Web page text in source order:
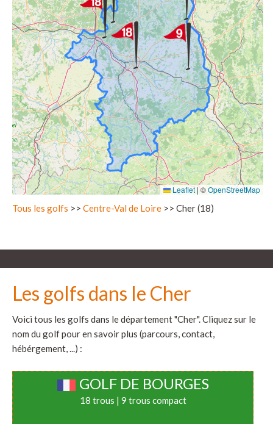
Leaflet|©OpenStreetMap
Tous les golfs >> Centre-Val de Loire >> Cher (18)
Les golfs dans le Cher
Voici tous les golfs dans le département "Cher". Cliquez sur le
nom du golf pour en savoir plus (parcours, contact,
hébérgement, ...) :
GOLF DE BOURGES
18 trous | 9 trous compact